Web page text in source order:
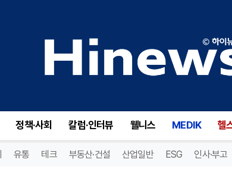
정책·사회 칼럼·인터뷰 웰니스 MEDIK 헬
유통 테크 부동산·건설 산업일반 ESG 인사·부고